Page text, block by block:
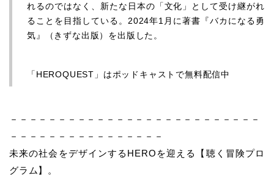
れるのではなく、新たな日本の「文化」として受け継がれ
ることを目指している。2024年1月に著書『バカになる勇
気』（きずな出版）を出版した。
「HEROQUEST」はポッドキャストで無料配信中
－－－－－－－－－－－－－－－－－－－－－－－－－－
－－－－－－－－－－－－－－－－
未来の社会をデザインするHEROを迎える【聴く冒険プロ
グラム】。